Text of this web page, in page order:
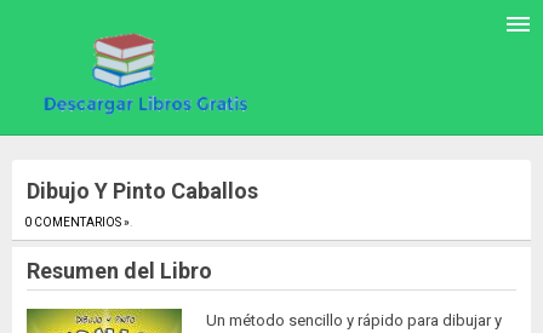
Dibujo Y Pinto Caballos
0 COMENTARIOS ».
Resumen del Libro
Un método sencillo y rápido para dibujar y